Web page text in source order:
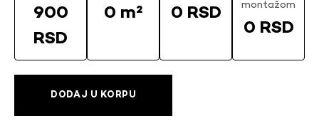
900
RSD
0 m² 0 RSD
montažom
0 RSD
DODAJ U KORPU